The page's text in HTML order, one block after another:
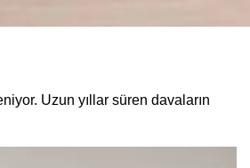
Uzun yıllar süren davaların